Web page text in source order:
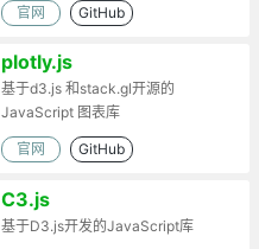
官网 GitHub
plotly.js
基于d3.js 和stack.gl开源的
JavaScript 图表库
官网 GitHub
C3.js
基于D3.js开发的JavaScript库